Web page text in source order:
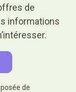
de
informations
de